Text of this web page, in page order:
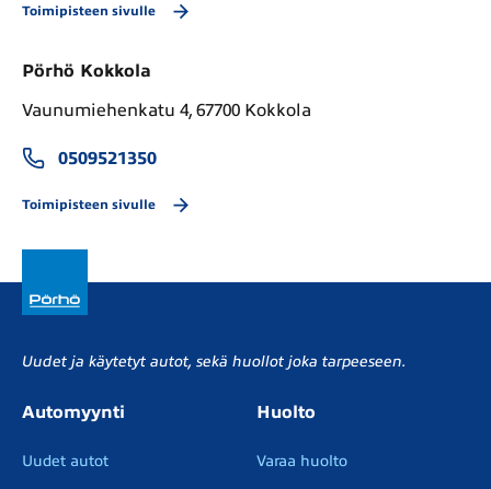
Toimipisteen sivulle
Pörhö Kokkola
Vaunumiehenkatu 4, 67700 Kokkola
0509521350
Toimipisteen sivulle
Uudet ja käytetyt autot, sekä huollot joka tarpeeseen.
Automyynti
Uudet autot
Huolto
Varaa huolto